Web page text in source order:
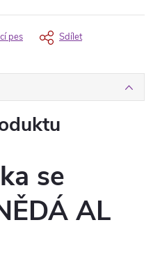
pes Sdílet
se
AL